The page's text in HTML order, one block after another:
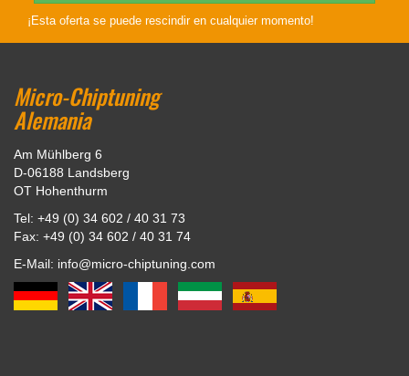
¡Esta oferta se puede rescindir en cualquier momento!
Micro-Chiptuning
Alemania
Am Mühlberg 6
D-06188 Landsberg
OT Hohenthurm
Tel: +49 (0) 34 602 / 40 31 73
Fax: +49 (0) 34 602 / 40 31 74
E-Mail: info@micro-chiptuning.com